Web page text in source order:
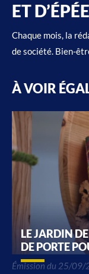
ET
Chaque mois, la
de société. Bien-
À VOIR
LE JARDIN
DE PORTE
Émission du 25/